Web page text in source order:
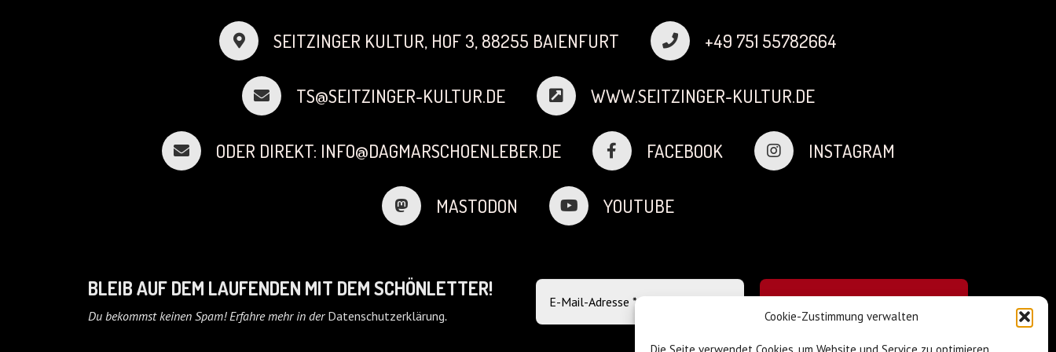
Cookie-Zustimmung verwalten
SEITZINGER KULTUR, HOF 3, 88255 BAIENFURT +49 751 55782664
TS@SEITZINGER-KULTUR.DE WWW.SEITZINGER-KULTUR.DE
ODER DIREKT: INFO@DAGMARSCHOENLEBER.DE FACEBOOK INSTAGRAM
MASTODON YOUTUBE
BLEIB AUF DEM LAUFENDEN MIT DEM SCHÖNLETTER!
Du bekommst keinen Spam! Erfahre mehr in der Datenschutzerklärung.